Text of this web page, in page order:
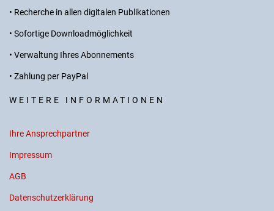
• Recherche in allen digitalen Publikationen
• Sofortige Downloadmöglichkeit
• Verwaltung Ihres Abonnements
• Zahlung per PayPal
WEITERE INFORMATIONEN
Ihre Ansprechpartner
Impressum
AGB
Datenschutzerklärung